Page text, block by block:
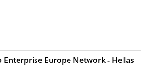
Enterprise Europe Network - Hellas